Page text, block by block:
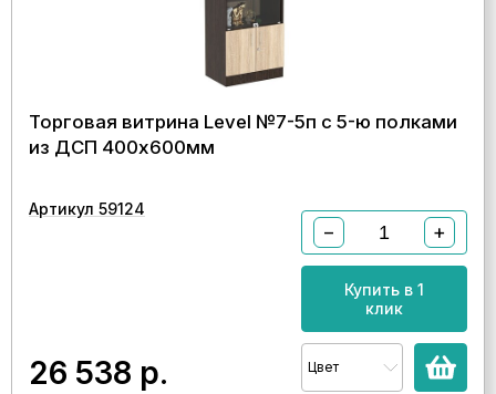
Торговая витрина Level №7-5п с 5-ю полками
из ДСП 400х600мм
Артикул 59124
26 538 р.
− +
Купить в 1
клик
Цвет